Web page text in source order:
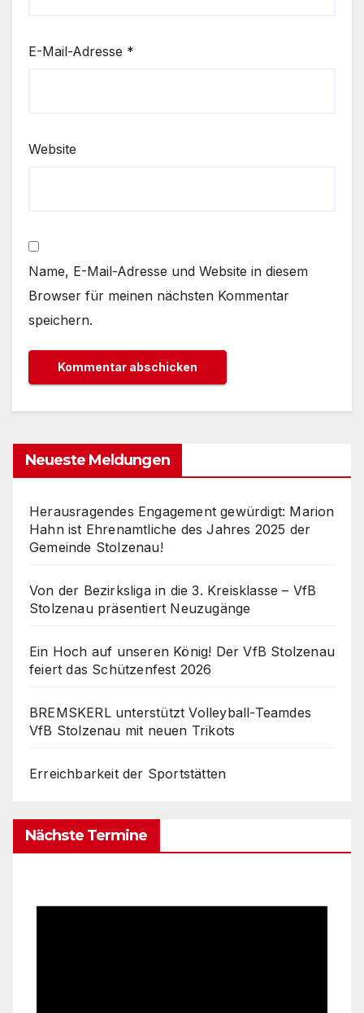
E-Mail-Adresse *
Website
Name, E-Mail-Adresse und Website in diesem
Browser für meinen nächsten Kommentar
speichern.
Neueste Meldungen
Herausragendes Engagement gewürdigt: Marion
Hahn ist Ehrenamtliche des Jahres 2025 der
Gemeinde Stolzenau!
Von der Bezirksliga in die 3. Kreisklasse – VfB
Stolzenau präsentiert Neuzugänge
Ein Hoch auf unseren König! Der VfB Stolzenau
feiert das Schützenfest 2026
BREMSKERL unterstützt Volleyball-Teamdes
VfB Stolzenau mit neuen Trikots
Erreichbarkeit der Sportstätten
Nächste Termine